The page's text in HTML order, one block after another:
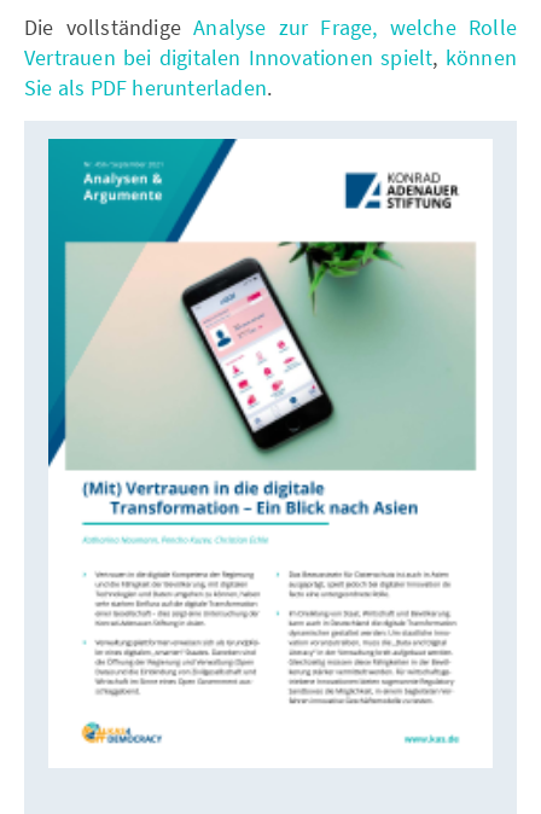
Die vollständigeAnalyse zur Frage, welche Rolle
Vertrauen bei digitalen Innovationen spielt, können
Sie als PDF herunterladen.